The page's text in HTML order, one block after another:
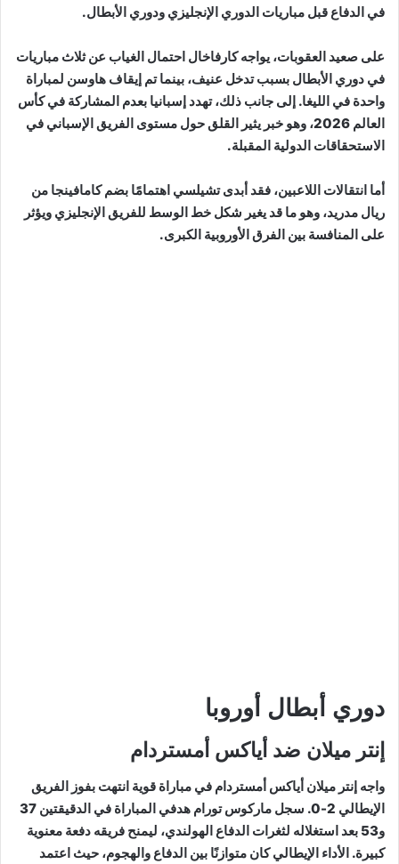
في الدفاع قبل مباريات الدوري الإنجليزي ودوري الأبطال.
على صعيد العقوبات، يواجه كارفاخال احتمال الغياب عن ثلاث مباريات
في دوري الأبطال بسبب تدخل عنيف، بينما تم إيقاف هاوسن لمباراة
واحدة في الليغا. إلى جانب ذلك، تهدد إسبانيا بعدم المشاركة في كأس
العالم 2026، وهو خبر يثير القلق حول مستوى الفريق الإسباني في
الاستحقاقات الدولية المقبلة.
أما انتقالات اللاعبين، فقد أبدى تشيلسي اهتمامًا بضم كامافينجا من
ريال مدريد، وهو ما قد يغير شكل خط الوسط للفريق الإنجليزي ويؤثر
على المنافسة بين الفرق الأوروبية الكبرى.
دوري أبطال أوروبا
إنتر ميلان ضد أياكس أمستردام
واجه إنتر ميلان أياكس أمستردام في مباراة قوية انتهت بفوز الفريق
الإيطالي 2-0. سجل ماركوس تورام هدفي المباراة في الدقيقتين 37
و53 بعد استغلاله لثغرات الدفاع الهولندي، ليمنح فريقه دفعة معنوية
كبيرة. الأداء الإيطالي كان متوازنًا بين الدفاع والهجوم، حيث اعتمد